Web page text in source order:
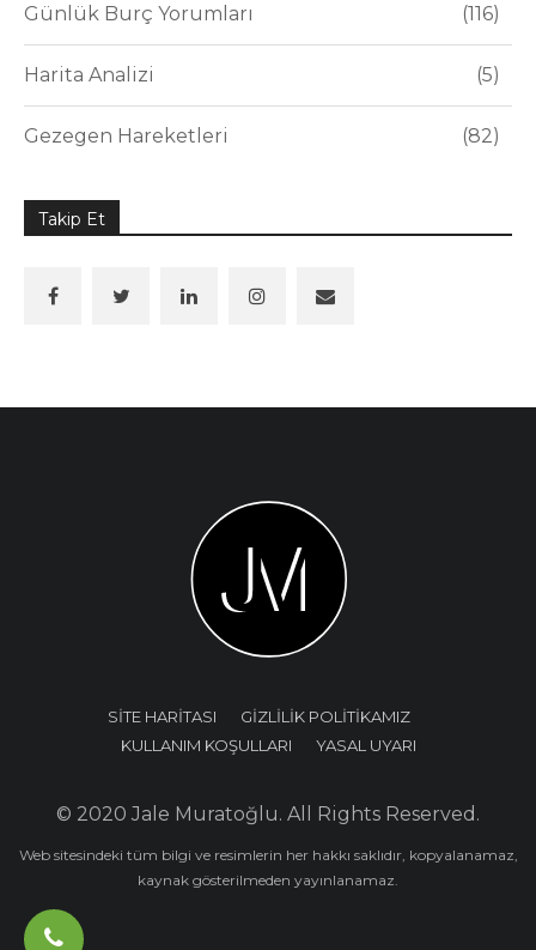
Günlük Burç Yorumları 116
Harita Analizi 5
Gezegen Hareketleri 82
Takip Et
SİTE HARİTASI
GİZLİLİK POLİTİKAMIZ
KULLANIM KOŞULLARI
YASAL UYARI
© 2020 Jale Muratoğlu. All Rights Reserved.
Web sitesindeki tüm bilgi ve resimlerin her hakkı saklıdır, kopyalanamaz,
kaynak gösterilmeden yayınlanamaz.